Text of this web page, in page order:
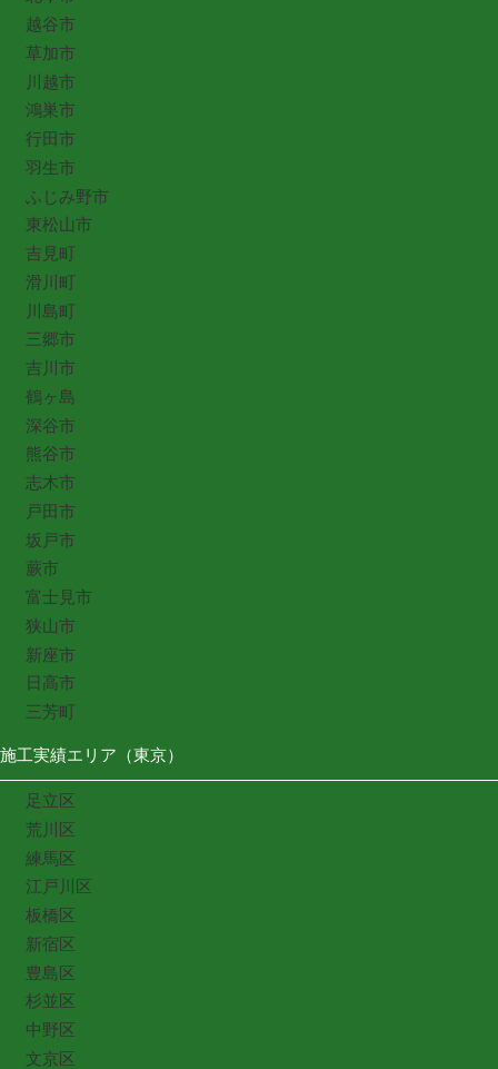
越谷市
草加市
川越市
鴻巣市
行田市
羽生市
ふじみ野市
東松山市
吉見町
滑川町
川島町
三郷市
吉川市
鶴ヶ島
深谷市
熊谷市
志木市
戸田市
坂戸市
蕨市
富士見市
狭山市
新座市
日高市
三芳町
施工実績エリア（東京）
足立区
荒川区
練馬区
江戸川区
板橋区
新宿区
豊島区
杉並区
中野区
文京区